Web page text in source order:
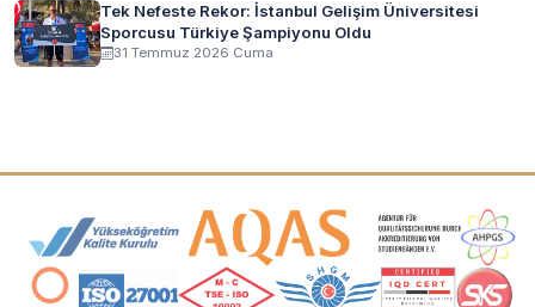
Tek Nefeste Rekor: İstanbul Gelişim Üniversitesi
Sporcusu Türkiye Şampiyonu Oldu
31 Temmuz 2026 Cuma
Akreditasyon ve Üyelik Logoları